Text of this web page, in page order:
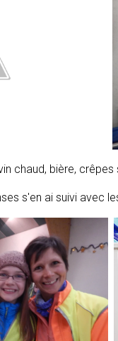
chaud, bière,
s'en ai suivi avec